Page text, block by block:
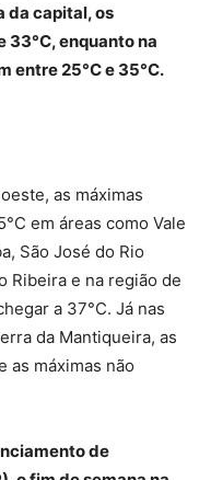
da capital, os
33°C, enquanto na
entre 25°C e 35°C.
as máximas
em áreas como Vale
São José do Rio
Ribeira e na região de
a 37°C. Já nas
da Mantiqueira, as
as máximas não
de